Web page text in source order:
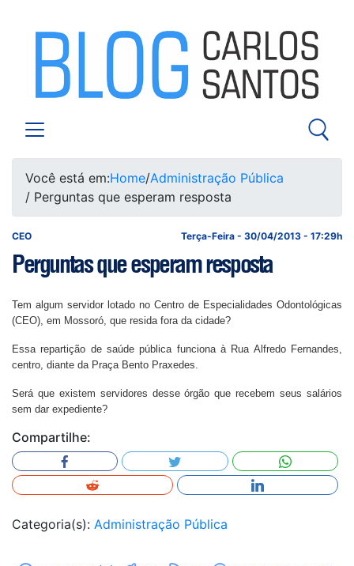
Você está em:Home/Administração Pública
/ Perguntas que esperam resposta
Terça-Feira - 30/04/2013 - 17:29h
CEO
Perguntas que esperam resposta
Tem algum servidor lotado no Centro de Especialidades Odontológicas
(CEO), em Mossoró, que resida fora da cidade?
Essa repartição de saúde pública funciona à Rua Alfredo Fernandes,
centro, diante da Praça Bento Praxedes.
Será que existem servidores desse órgão que recebem seus salários
sem dar expediente?
Compartilhe:
Categoria(s): Administração Pública